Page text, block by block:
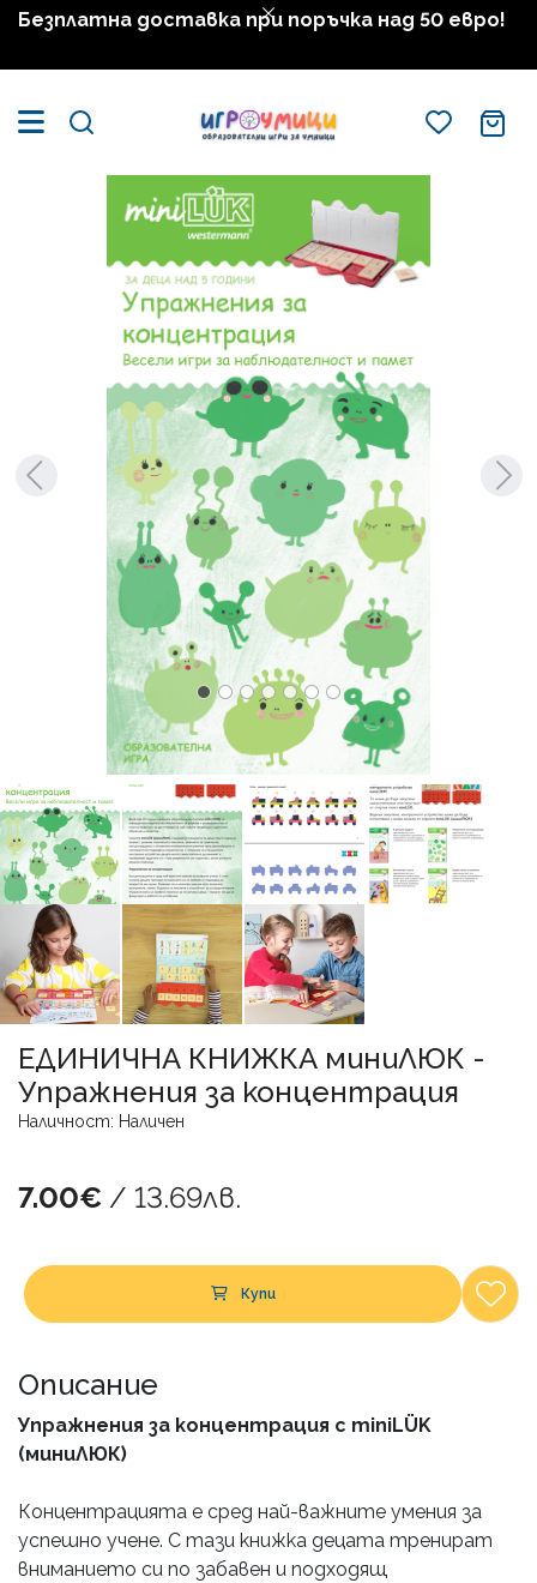
Безплатна доставка при поръчка над 50 евро!
ЕДИНИЧНА КНИЖКА миниЛЮК -
Упражнения за концентрация
Наличност: Наличен
7.00€ / 13.69лв.
Купи
Описание
Упражнения за концентрация с miniLÜK
(миниЛЮК)
Концентрацията е сред най-важните умения за
успешно учене. С тази книжка децата тренират
вниманието си по забавен и подходящ